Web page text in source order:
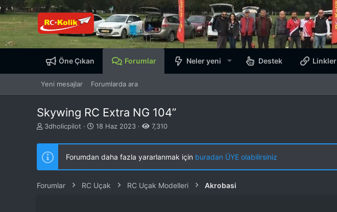
Öne Çıkan Forumlar Neler yeni Destek Linkler
Yeni mesajlar Forumlarda ara
Skywing RC Extra NG 104”
K
n
b
u
y
b
3dholicpilot
B
ş
a
n
g
ı
18 Haz 2023 7,310
Forumdan daha fazla yararlanmak için buradan ÜYE olabilirsiniz
Forumlar RC Uçak RC Uçak Modelleri Akrobasi